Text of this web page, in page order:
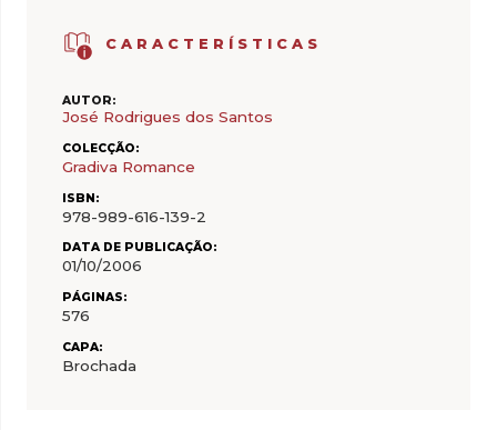
CARACTERÍSTICAS
AUTOR:
José Rodrigues dos Santos
COLECÇÃO:
Gradiva Romance
ISBN:
978-989-616-139-2
DATA DE PUBLICAÇÃO:
01/10/2006
PÁGINAS:
576
CAPA:
Brochada